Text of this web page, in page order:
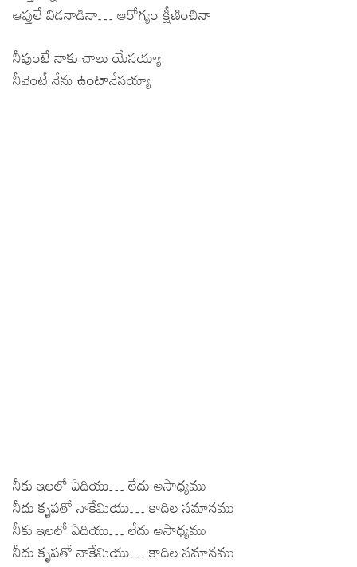
ఆప్తులే విడనాడినా… ఆరోగ్యం క్షీణించినా
నీవుంటే నాకు చాలు యేసయ్యా
నీవెంటే నేను ఉంటానేసయ్యా
నీకు ఇలలో ఏదియు… లేదు అసాధ్యము
నీదు కృపతో నాకేమియు… కాదిల సమానము
నీకు ఇలలో ఏదియు… లేదు అసాధ్యము
నీదు కృపతో నాకేమియు… కాదిల సమానము